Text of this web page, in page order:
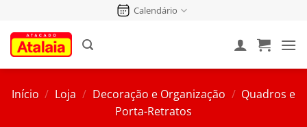
conteúdo
Calendário
Início / Loja / Decoração e Organização / Quadros e
Porta-Retratos